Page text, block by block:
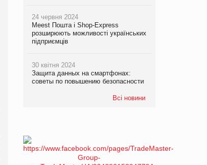
24 червня 2024
Meest Пошта і Shop-Express
розширюють можливості українських
підприємців
30 квітня 2024
Защита данных на смартфонах:
советы по повышению безопасности
Всі новини